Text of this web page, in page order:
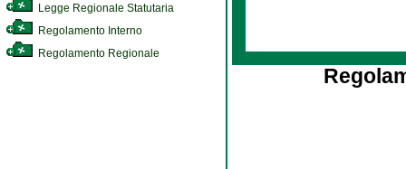
Legge Regionale Statutaria
Regolamento Interno
Regolamento Regionale